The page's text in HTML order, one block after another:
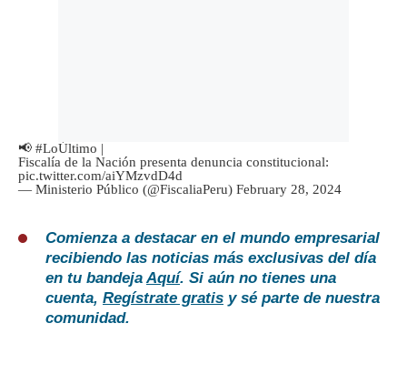
📢 #LoÚltimo |
Fiscalía de la Nación presenta denuncia constitucional:
pic.twitter.com/aiYMzvdD4d
— Ministerio Público (@FiscaliaPeru) February 28, 2024
Comienza a destacar en el mundo empresarial
recibiendo las noticias más exclusivas del día
en tu bandejaAquí. Si aún no tienes una
cuenta, Regístrate gratis y sé parte de nuestra
comunidad.